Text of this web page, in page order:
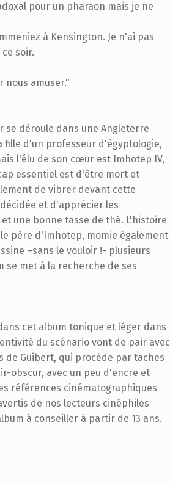
pour un pharaon mais je ne
à Kensington. Je n'ai pas
soir.
nous amuser."
se déroule dans une Angleterre
fille d'un professeur d'égyptologie,
l'élu de son cœur est Imhotep IV,
essentiel est d'être mort et
de vibrer devant cette
et d'apprécier les
une bonne tasse de thé. L'histoire
père d'Imhotep, momie également
–sans le vouloir !- plusieurs
se met à la recherche de ses
cet album tonique et léger dans
du scénario vont de pair avec
de Guibert, qui procède par taches
obscur, avec un peu d'encre et
références cinématographiques
de nos lecteurs cinéphiles
à conseiller à partir de 13 ans.